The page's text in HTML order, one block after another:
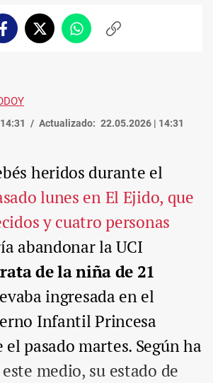
FacebookTwitterWhatsappCopiar
Actualizado: 22.05.2026 | 14:31
heridos durante el
lunes en El Ejido, que
y cuatro personas
abandonar la UCI
de la niña de 21
ingresada en el
Infantil Princesa
pasado martes. Según ha
medio, su estado de